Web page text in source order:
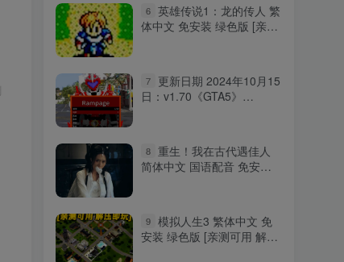
6 英雄传说1：龙的传人 繁
体中文 免安装 绿色版 [亲测
7
更新日期 2024年10月15
日：v1.70《GTA5》
8 重生！我在古代遇佳人
简体中文 国语配音 免安装
9 模拟人生3 繁体中文 免
安装 绿色版 [亲测可用 解压